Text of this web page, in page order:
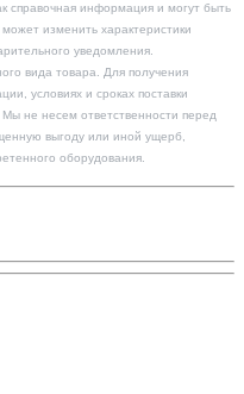
справочная информация и могут быть
изменить характеристики
уведомления.
вида товара. Для получения
условиях и сроках поставки
не несем ответственности перед
выгоду или иной ущерб,
оборудования.